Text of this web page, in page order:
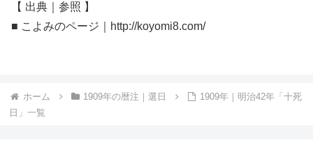
【 出典｜参照 】
■ こよみのページ｜http://koyomi8.com/
ホーム 1909年の暦注｜選日
1909年｜明治42年「十死
日」一覧